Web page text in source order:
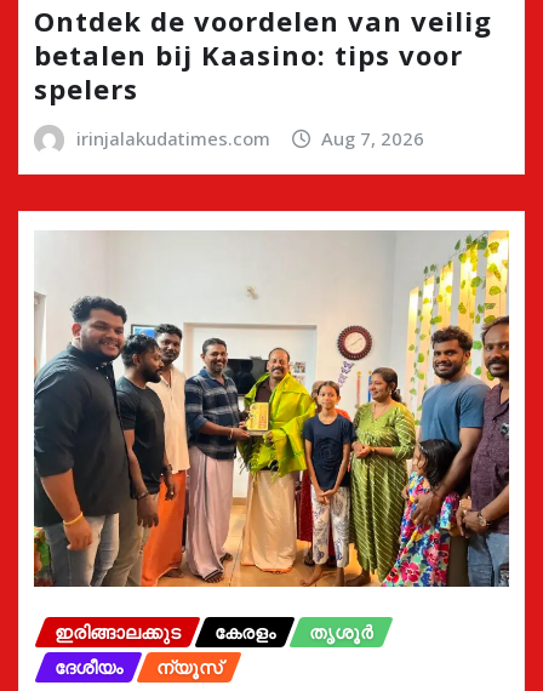
Ontdek de voordelen van veilig
betalen bij Kaasino: tips voor
spelers
irinjalakudatimes.com Aug 7, 2026
ഇരിങ്ങാലക്കുട കേരളം
തൃശൂർ
ദേശീയം
ന്യൂസ്